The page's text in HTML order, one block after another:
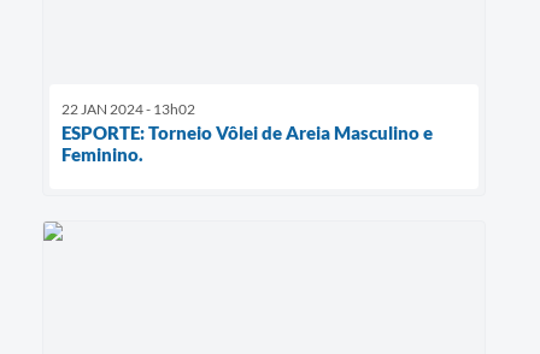
22 JAN 2024 - 13h02
ESPORTE: Torneio Vôlei de Areia Masculino e
Feminino.